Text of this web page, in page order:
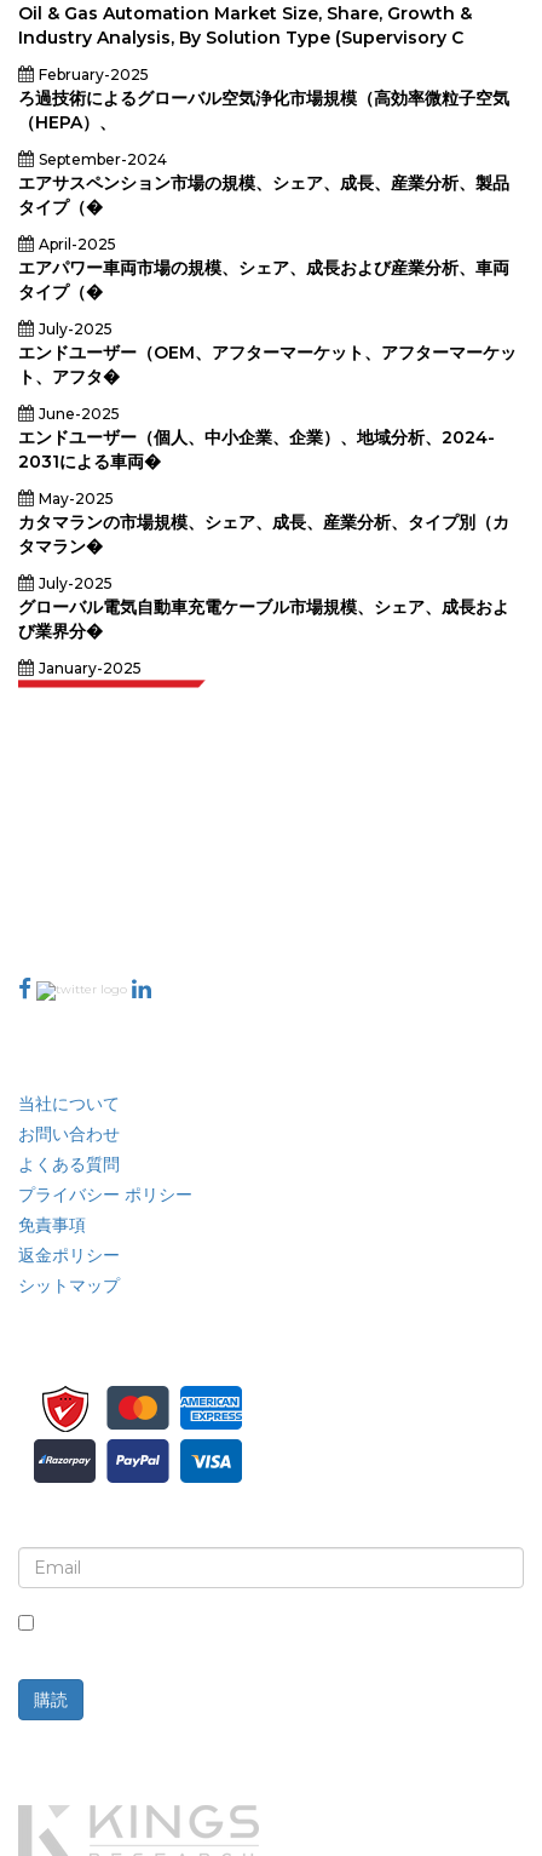
Oil & Gas Automation Market Size, Share, Growth &
Industry Analysis, By Solution Type (Supervisory C
February-2025
ろ過技術によるグローバル空気浄化市場規模（高効率微粒子空気
（HEPA）、
September-2024
エアサスペンション市場の規模、シェア、成長、産業分析、製品
タイプ（�
April-2025
エアパワー車両市場の規模、シェア、成長および産業分析、車両
タイプ（�
July-2025
エンドユーザー（OEM、アフターマーケット、アフターマーケッ
ト、アフタ�
June-2025
エンドユーザー（個人、中小企業、企業）、地域分析、2024-
2031による車両�
May-2025
カタマランの市場規模、シェア、成長、産業分析、タイプ別（カ
タマラン�
July-2025
グローバル電気自動車充電ケーブル市場規模、シェア、成長およ
び業界分�
January-2025
当社について
お問い合わせ
よくある質問
プライバシー ポリシー
免責事項
返金ポリシー
シットマップ
購読